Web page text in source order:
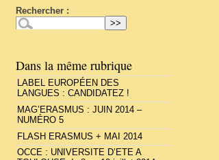
Rechercher :
Dans la même rubrique
LABEL EUROPÉEN DES
LANGUES : CANDIDATEZ !
MAG’ERASMUS : JUIN 2014 –
NUMÉRO 5
FLASH ERASMUS + MAI 2014
OCCE : UNIVERSITE D’ETE A